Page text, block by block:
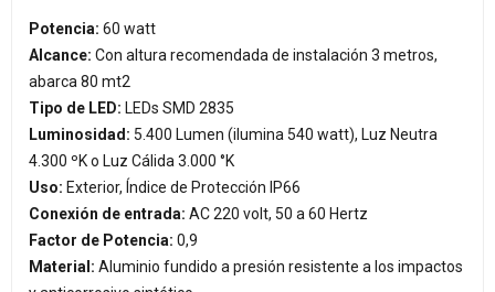
Potencia: 60 watt
Alcance: Con altura recomendada de instalación 3 metros,
abarca 80 mt2
Tipo de LED: LEDs SMD 2835
Luminosidad: 5.400 Lumen (ilumina 540 watt), Luz Neutra
4.300 ºK o Luz Cálida 3.000 °K
Uso: Exterior, Índice de Protección IP66
Conexión de entrada: AC 220 volt, 50 a 60 Hertz
Factor de Potencia: 0,9
Material: Aluminio fundido a presión resistente a los impactos